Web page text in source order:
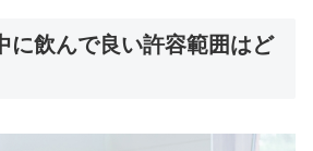
に飲んで良い許容範囲はど